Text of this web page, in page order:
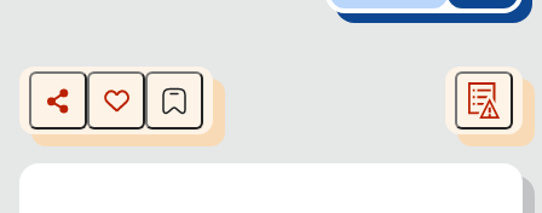
modal
window.
The media could not be loaded, either because the server
or network failed or because the format is not supported.